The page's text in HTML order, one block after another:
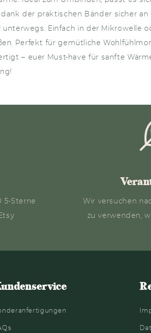
der praktischen Bänder sicher an
Einfach in der Mikrowelle
Perfekt für gemütliche
– euer Must-have für sanfte
5-Sterne
Wir versuchen
zu verwenden,